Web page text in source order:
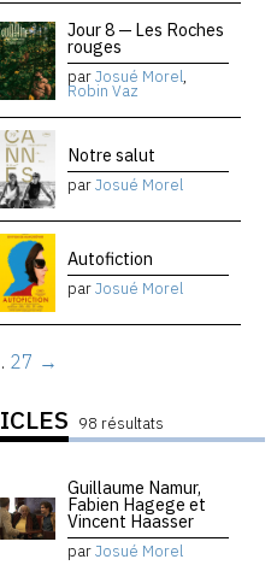
Jour 8 — Les Roches
rouges
parJosué Morel,
Robin Vaz
Notre salut
parJosué Morel
Autofiction
parJosué Morel
27 →
98 résultats
Guillaume Namur,
Fabien Hagege et
Vincent Haasser
parJosué Morel